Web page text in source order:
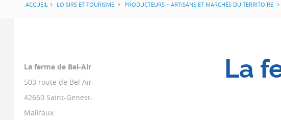
ACCUEIL LOISIRS ET TOURISME PRODUCTEURS – ARTISANS ET MARCHÉS DU TERRITOIRE
La ferme de Bel-Air
503 route de Bel Air
42660 Saint-Genest-
Malifaux
La